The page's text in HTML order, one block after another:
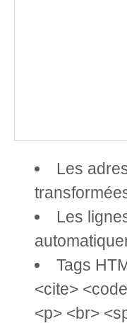
Les
Les
Tags
<cite>
<p> <br>